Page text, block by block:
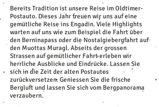
Bereits Tradition ist unsere Reise im Oldtimer-
Postauto. Dieses Jahr freuen wir uns auf eine
gemütliche Reise ins Engadin. Viele Highlights
warten auf uns wie zum Beispiel die Fahrt über
den Berninapass oder die Nostalgiebergfahrt auf
den Muottas Muragl. Abseits der grossen
Strassen auf gemütlicher Fahrt erleben wir
herrliche Ausblicke und Eindrücke. Lassen Sie
sich in die Zeit der alten Postautos
zurückversetzen. Geniessen Sie die frische
Bergluft und lassen Sie sich vom Bergpanorama
verzaubern.